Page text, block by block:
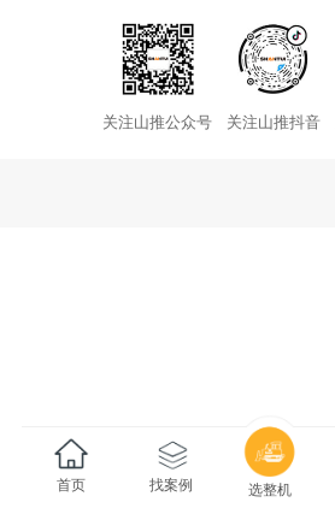
关注山推公众号 关注山推抖音
首页 找案例 选整机